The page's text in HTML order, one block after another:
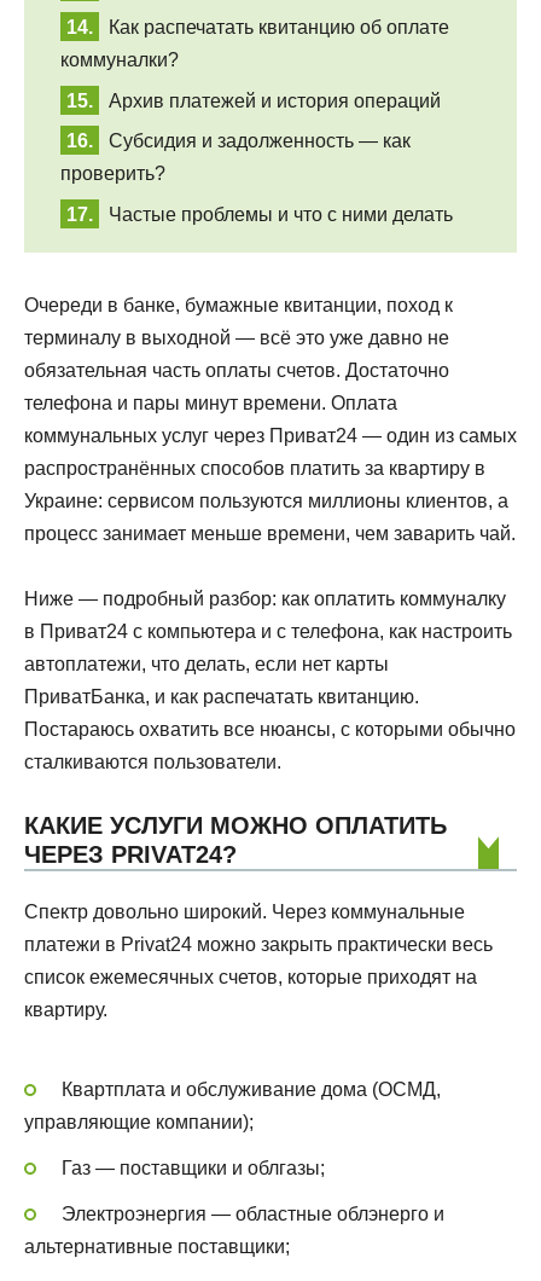
Как распечатать квитанцию об оплате
коммуналки?
Архив платежей и история операций
Субсидия и задолженность — как
проверить?
Частые проблемы и что с ними делать
Очереди в банке, бумажные квитанции, поход к
терминалу в выходной — всё это уже давно не
обязательная часть оплаты счетов. Достаточно
телефона и пары минут времени. Оплата
коммунальных услуг через Приват24 — один из самых
распространённых способов платить за квартиру в
Украине: сервисом пользуются миллионы клиентов, а
процесс занимает меньше времени, чем заварить чай.
Ниже — подробный разбор: как оплатить коммуналку
в Приват24 с компьютера и с телефона, как настроить
автоплатежи, что делать, если нет карты
ПриватБанка, и как распечатать квитанцию.
Постараюсь охватить все нюансы, с которыми обычно
сталкиваются пользователи.
КАКИЕ УСЛУГИ МОЖНО ОПЛАТИТЬ
ЧЕРЕЗ PRIVAT24?
Спектр довольно широкий. Через коммунальные
платежи в Privat24 можно закрыть практически весь
список ежемесячных счетов, которые приходят на
квартиру.
Квартплата и обслуживание дома (ОСМД,
управляющие компании);
Газ — поставщики и облгазы;
Электроэнергия — областные облэнерго и
альтернативные поставщики;